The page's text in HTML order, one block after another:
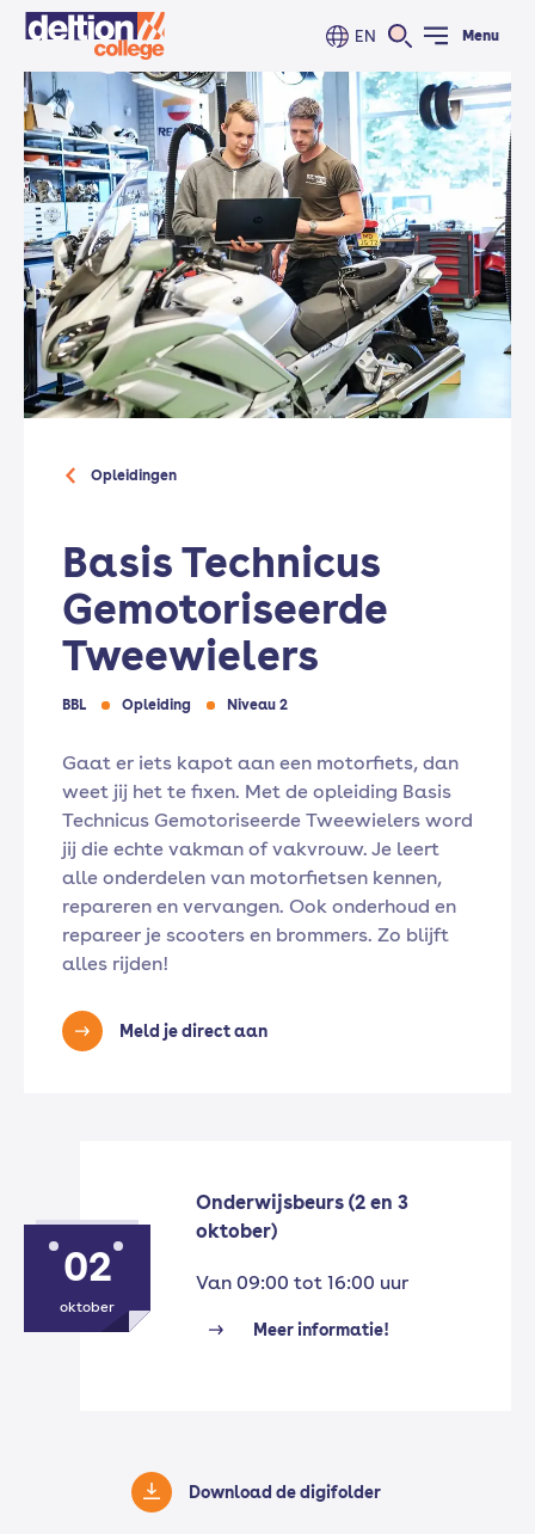
EN Menu
Opleidingen
Basis Technicus
Gemotoriseerde
Tweewielers
BBL Opleiding Niveau 2
Gaat er iets kapot aan een motorfiets, dan
weet jij het te fixen. Met de opleiding Basis
Technicus Gemotoriseerde Tweewielers word
jij die echte vakman of vakvrouw. Je leert
alle onderdelen van motorfietsen kennen,
repareren en vervangen. Ook onderhoud en
repareer je scooters en brommers. Zo blijft
alles rijden!
Meld je direct aan
02
oktober
Onderwijsbeurs (2 en 3
oktober)
Van 09:00 tot 16:00 uur
Meer informatie!
Download de digifolder